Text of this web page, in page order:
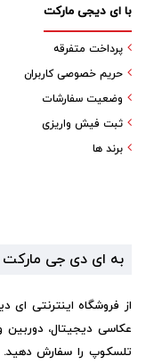
با ای دیجی مارکت
پرداخت متفرقه
حریم خصوصی کاربران
وضعیت سفارشات
ثبت فیش واریزی
برند ها
به ای دی جی
از فروشگاه اینترنتی ای
عکاسی دیجیتال، دوربین
تلسکوپ را سفارش دهید.